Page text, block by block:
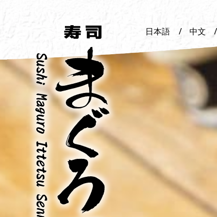
日本語 中文